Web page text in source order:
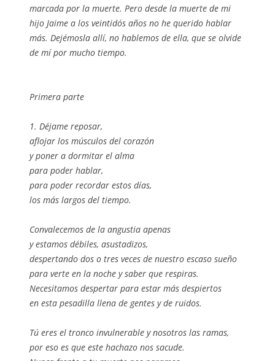
marcada por la muerte. Pero desde la muerte de mi
hijo Jaime a los veintidós años no he querido hablar
más. Dejémosla allí, no hablemos de ella, que se olvide
de mí por mucho tiempo.
Primera parte
1. Déjame reposar,
aflojar los músculos del corazón
y poner a dormitar el alma
para poder hablar,
para poder recordar estos días,
los más largos del tiempo.
Convalecemos de la angustia apenas
y estamos débiles, asustadizos,
despertando dos o tres veces de nuestro escaso sueño
para verte en la noche y saber que respiras.
Necesitamos despertar para estar más despiertos
en esta pesadilla llena de gentes y de ruidos.
Tú eres el tronco invulnerable y nosotros las ramas,
por eso es que este hachazo nos sacude.